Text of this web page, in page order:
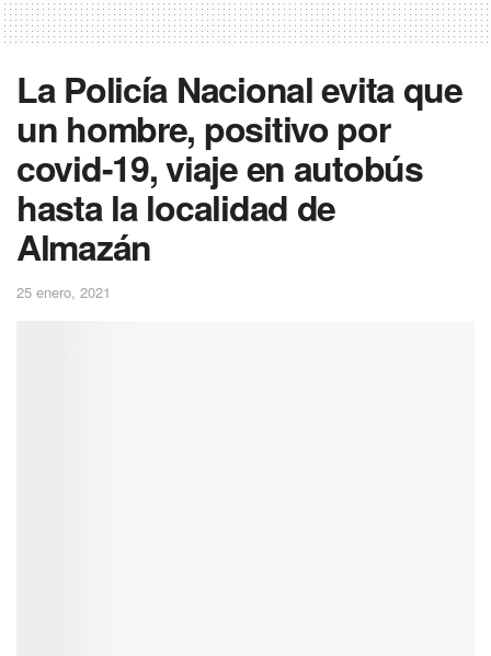
La Policía Nacional evita que
un hombre, positivo por
covid-19, viaje en autobús
hasta la localidad de
Almazán
25 enero, 2021